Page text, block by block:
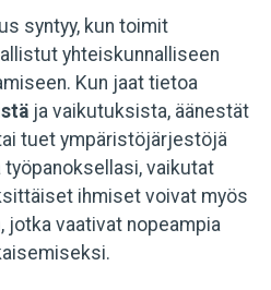
syntyy, kun toimit
yhteiskunnalliseen
Kun jaat tietoa
ja vaikutuksista, äänestät
tuet ympäristöjärjestöjä
vaikutat
ihmiset voivat myös
jotka vaativat nopeampia